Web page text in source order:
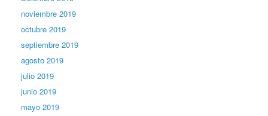
noviembre 2019
octubre 2019
septiembre 2019
agosto 2019
julio 2019
junio 2019
mayo 2019